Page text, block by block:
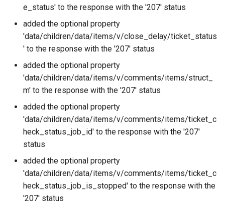
e_status' to the response with the '207' status
added the optional property
'data/children/data/items/v/close_delay/ticket_status
' to the response with the '207' status
added the optional property
'data/children/data/items/v/comments/items/struct_
m' to the response with the '207' status
added the optional property
'data/children/data/items/v/comments/items/ticket_c
heck_status_job_id' to the response with the '207'
status
added the optional property
'data/children/data/items/v/comments/items/ticket_c
heck_status_job_is_stopped' to the response with the
'207' status